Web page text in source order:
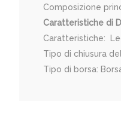
Composizione
Caratteristiche di
Caratteristiche:
Tipo di chiusura
Tipo di borsa: